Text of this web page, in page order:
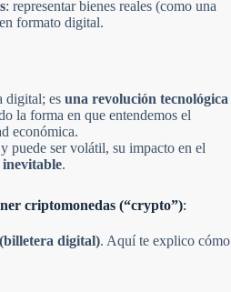
: representar bienes reales (como una
formato digital.
digital; es una revolución tecnológica
la forma en que entendemos el
económica.
puede ser volátil, su impacto en el
inevitable.
criptomonedas (“crypto”):
digital). Aquí te explico cómo